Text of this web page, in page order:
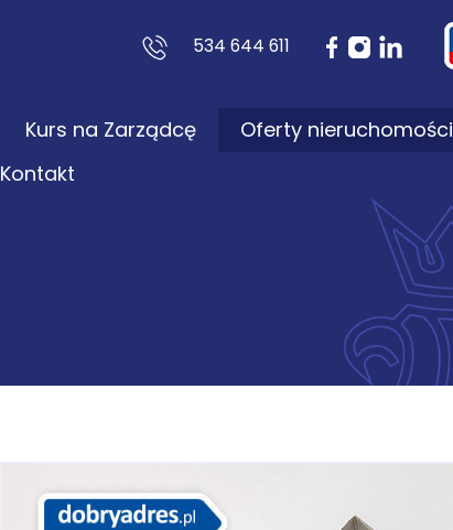
534 644 611
Kurs na Zarządcę Oferty nieruchomości
Kontakt